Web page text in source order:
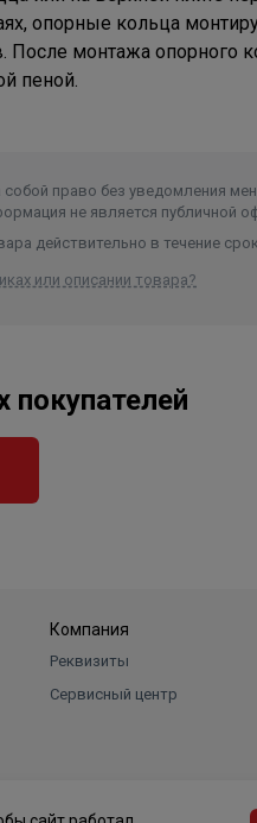
опорные кольца
монтажа опорного
пеной.
право без уведомления
не является публичной
действительно в течение
или описании товара?
Компания
Реквизиты
Сервисный центр